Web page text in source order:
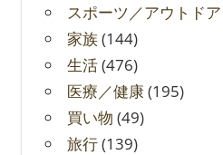
スポーツ／アウトドア
家族(144)
生活(476)
医療／健康(195)
買い物 (49)
旅行(139)